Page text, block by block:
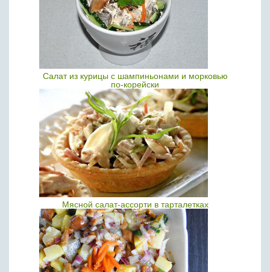
Салат из курицы с шампиньонами и морковью
по-корейски
Мясной салат-ассорти в тарталетках